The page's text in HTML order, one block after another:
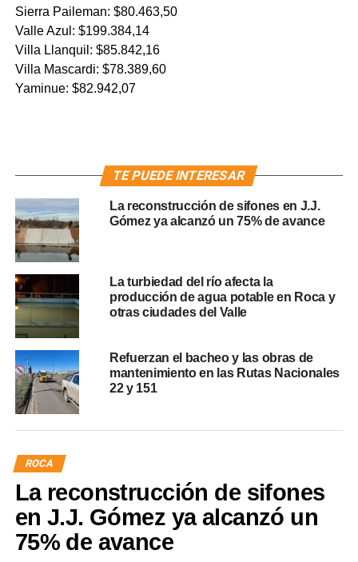
Sierra Paileman: $80.463,50
Valle Azul: $199.384,14
Villa Llanquil: $85.842,16
Villa Mascardi: $78.389,60
Yaminue: $82.942,07
TE PUEDE INTERESAR
La reconstrucción de sifones en J.J.
Gómez ya alcanzó un 75% de avance
La turbiedad del río afecta la
producción de agua potable en Roca y
otras ciudades del Valle
Refuerzan el bacheo y las obras de
mantenimiento en las Rutas Nacionales
22 y 151
ROCA
La reconstrucción de sifones
en J.J. Gómez ya alcanzó un
75% de avance